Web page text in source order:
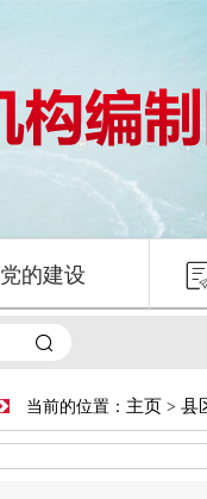
党的建设

当前的位置： 主页 > 县